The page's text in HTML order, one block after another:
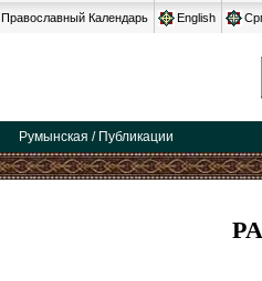
Православный Календарь English
Румынская / Публикации